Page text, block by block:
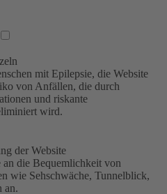
mit Epilepsie, die Website
von Anfällen, die durch
und riskante
wird.
der Website
an die Bequemlichkeit von
wie Sehschwäche, Tunnelblick,
an.